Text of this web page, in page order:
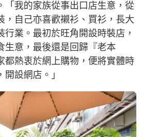
「我的家族從事出口店生意，從
，自己亦喜歡襯衫、買衫，長大
行業。最初於旺角開設時裝店，
生意，最後還是回歸『老本
都熱衷於網上購物，便將實體時
設網店。」